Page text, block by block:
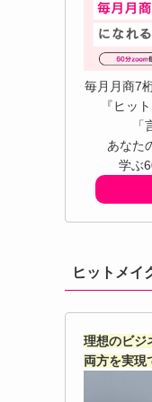
毎月月商7
『ヒッ
あなた
学ぶ
ヒットメイ
理想のビジ
両方を実現